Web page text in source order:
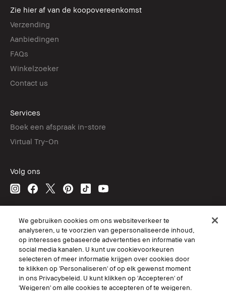
Zie hier af van de koopovereenkomst
Verzending
Aanbiedingen
FAQs
Winkelzoeker
Contact us
Services
Boek een afspraak in-store
Virtual Try-On
Volg ons
© Bobbi Brown Professional Cosmetics, Inc. All worldwide rights reserved.
Algemene voorwaarden
Mijn persoonlijke informatie niet verkopen of delen/Gerichte
advertenties
Het gebruik van mijn gevoelige persoonlijke informatie beperken.
Privacybeleid
Toegankelijkheid
Site Cookies beheren
We gebruiken cookies om ons websiteverkeer te
analyseren, u te voorzien van gepersonaliseerde inhoud,
op interesses gebaseerde advertenties en informatie van
social media kanalen. U kunt uw cookievoorkeuren
selecteren of meer informatie krijgen over cookies door
te klikken op 'Personaliseren' of op elk gewenst moment
in ons Privacybeleid. U kunt klikken op 'Accepteren' of
'Weigeren' om alle cookies te accepteren of te weigeren.